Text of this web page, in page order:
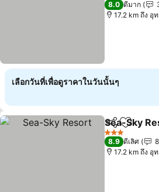
8.0 ดีมาก
17.2 km ถึง อุ
เลือกวันที่เพื่อดูราคาในวันนั้นๆ
แชร์ เพิ่มในร
Sea-Sky
3 ดาว
8.9 ดีเลิศ
17.2 km ถึง อุ